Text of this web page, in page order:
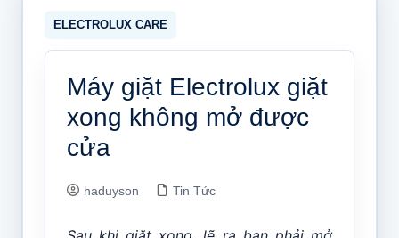
Máy giặt Electrolux giặt
xong không mở được
cửa
haduyson Tin Tức